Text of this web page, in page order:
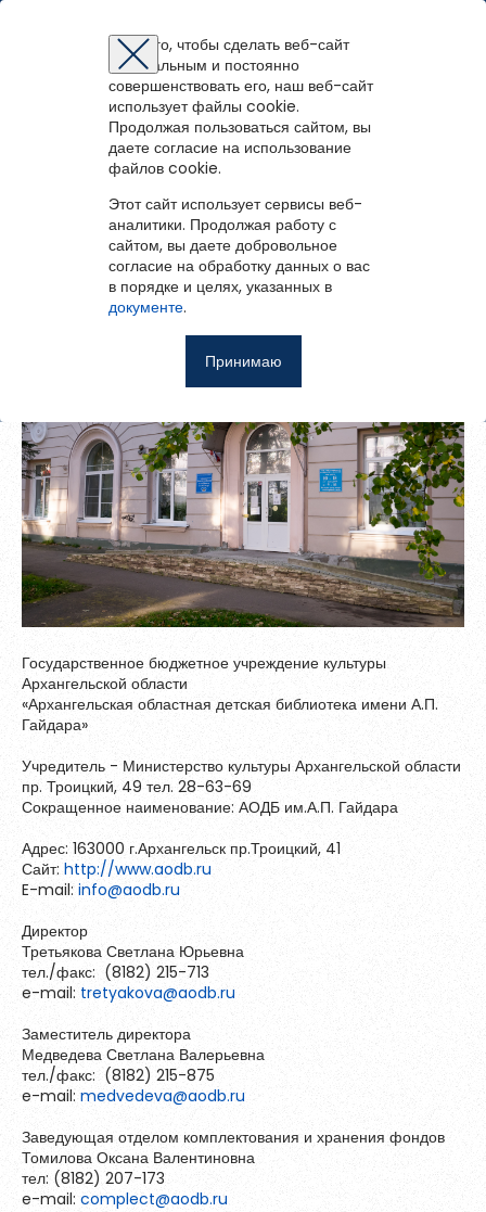
Контакты
Архангельская областная детская библиотека имени А. П.
Государственное бюджетное учреждение культуры
Архангельской области
«Архангельская областная детская библиотека имени А.П.
Гайдара»
Учредитель - Министерство культуры Архангельской области
пр. Троицкий, 49 тел. 28-63-69
Сокращенное наименование: АОДБ им.А.П. Гайдара
Адрес: 163000 г.Архангельск пр.Троицкий, 41
Сайт: http://www.aodb.ru
E-mail: info@aodb.ru
Директор
Третьякова Светлана Юрьевна
тел./факс: (8182) 215-713
e-mail: tretyakova@aodb.ru
Заместитель директора
Медведева Светлана Валерьевна
тел./факс: (8182) 215-875
e-mail: medvedeva@aodb.ru
Заведующая отделом комплектования и хранения фондов
Томилова Оксана Валентиновна
тел: (8182) 207-173
e-mail: complect@aodb.ru
Для того, чтобы сделать веб-сайт
оптимальным и постоянно
совершенствовать его, наш веб-сайт
использует файлы cookie.
Продолжая пользоваться сайтом, вы
даете согласие на использование
файлов cookie.
Этот сайт использует сервисы веб-
аналитики. Продолжая работу с
сайтом, вы даете добровольное
согласие на обработку данных о вас
в порядке и целях, указанных в
документе.
Принимаю
Перейти на портал
Ещё
Фотоальбом
Контакты
Авторизация
Для того чтобы получить доступ к полнотекстовым документам и
записям вебинаров необходимо авторизоваться.
Если у вас еще нет учетной записи,зарегистрируйтесь.
Запомнить меня
Восстановить пароль
Зарегистрироваться
Восстановление пароля
Восстановить пароль
Введите эл.почту, привязанную к профилю на портале. На
неё мы отправим ссылку для восстановления пароля.
Регистрация на портале
Зарегистрированные пользователи имеют доступ к
методическим рекомендациям, сценариям мероприятий,
библиографическим и другим полнотекстовым документам, а
также к записям вебинаров.
Пароль должен быть минимум 6 символов и содержать хотя
бы одну строчную букву, одну прописную букву, одну цифру
и один специальный символ.
Обновить
Я согласен на обработкуперсональных данных
Я согласен справилами использования материалов
размещённых на портале.
Ошибка регистрации.Перезагрузите
снова
Вы успешно зарегистрированы!
зарегистрироваться